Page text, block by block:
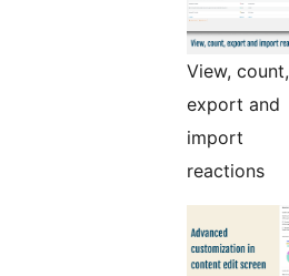
View, count,
export and
import
reactions